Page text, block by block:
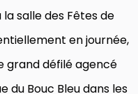
salle des Fêtes de
en journée,
grand défilé agencé
du Bouc Bleu dans les